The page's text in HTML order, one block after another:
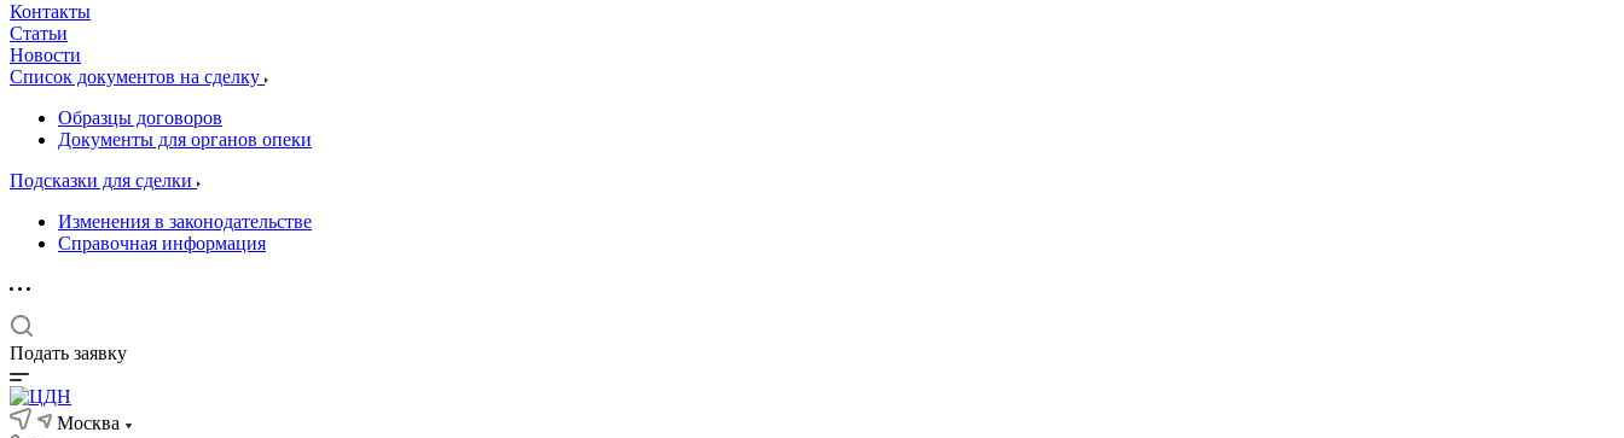
Контакты
Статьи
Новости
Список документов на сделку
Образцы договоров
Документы для органов опеки
Подсказки для сделки
Изменения в законодательстве
Справочная информация
Подать заявку
Москва